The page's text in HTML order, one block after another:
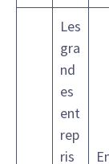
Les
gra
nd
es
ent
rep
ris